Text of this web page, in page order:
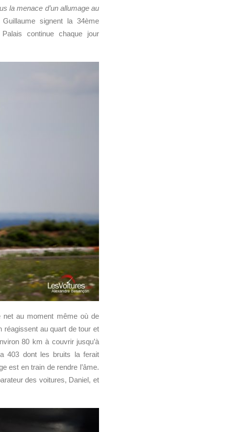
la menace d’un allumage au
signent la 34ème
continue chaque jour
net au moment même où de
réagissent au quart de tour et
80 km à couvrir jusqu’à
403 dont les bruits la ferait
est en train de rendre l’âme.
des voitures, Daniel, et